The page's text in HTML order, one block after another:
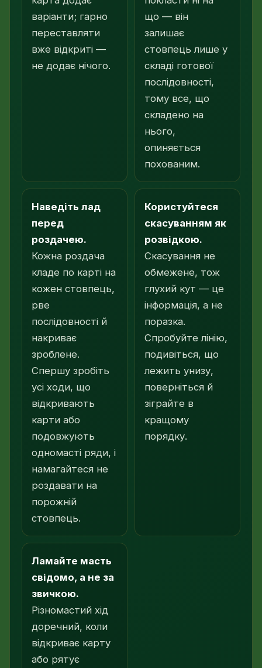
варіанти; гарно
переставляти
вже відкриті —
не додає нічого.
що — він
залишає
стовпець лише у
складі готової
послідовності,
тому все, що
складено на
нього,
опиняється
похованим.
Наведіть лад
перед
роздачею.
Кожна роздача
кладе по карті на
кожен стовпець,
рве
послідовності й
накриває
зроблене.
Спершу зробіть
усі ходи, що
відкривають
карти або
подовжують
одномасті ряди, і
намагайтеся не
роздавати на
порожній
стовпець.
Користуйтеся
скасуванням як
розвідкою.
Скасування не
обмежене, тож
глухий кут — це
інформація, а не
поразка.
Спробуйте лінію,
подивіться, що
лежить унизу,
поверніться й
зіграйте в
кращому
порядку.
Ламайте масть
свідомо, а не за
звичкою.
Різномастий хід
доречний, коли
відкриває карту
або рятує